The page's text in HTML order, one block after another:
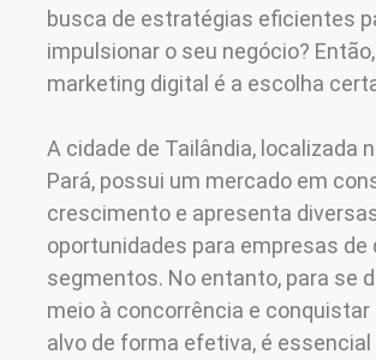
busca de estratégias eficientes
impulsionar o seu negócio?
marketing digital é a escolha
A cidade de Tailândia, localizada
Pará, possui um mercado em
crescimento e apresenta
oportunidades para empresas
segmentos. No entanto, para se
meio à concorrência e conquistar
alvo de forma efetiva, é